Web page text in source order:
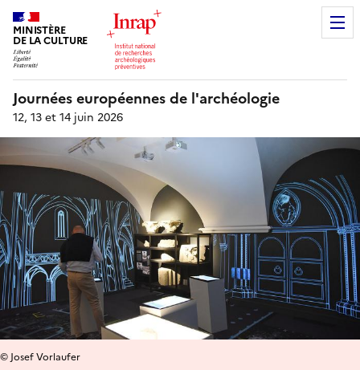
MINISTÈRE
DE LA CULTURE
Journées européennes de l'archéologie
12, 13 et 14 juin 2026
© Josef Vorlaufer